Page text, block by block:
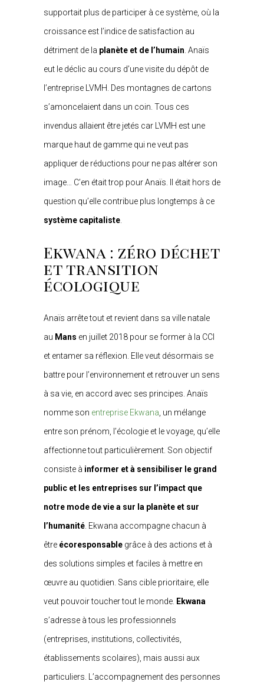
supportait plus de participer à ce système, où la
croissance est l’indice de satisfaction au
détriment de la planète et de l’humain . Anaïs
eut le déclic au cours d’une visite du dépôt de
l’entreprise LVMH. Des montagnes de cartons
s’amoncelaient dans un coin. Tous ces
invendus allaient être jetés car LVMH est une
marque haut de gamme qui ne veut pas
appliquer de réductions pour ne pas altérer son
image… C’en était trop pour Anaïs. Il était hors de
question qu’elle contribue plus longtemps à ce
système capitaliste
Ekwana : zéro déchet
et transition
écologique
Anaïs arrête tout et revient dans sa ville natale
au Mans en juillet 2018 pour se former à la CCI
et entamer sa réflexion. Elle veut désormais se
battre pour l’environnement et retrouver un sens
à sa vie, en accord avec ses principes. Anaïs
nomme son entreprise Ekwana , un mélange
entre son prénom, l’écologie et le voyage, qu’elle
affectionne tout particulièrement. Son objectif
consiste à informer et à sensibiliser le grand
public et les entreprises sur l’impact que
notre mode de vie a sur la planète et sur
l’humanité . Ekwana accompagne chacun à
être écoresponsable grâce à des actions et à
des solutions simples et faciles à mettre en
œuvre au quotidien. Sans cible prioritaire, elle
veut pouvoir toucher tout le monde. Ekwana
s’adresse à tous les professionnels
(entreprises, institutions, collectivités,
établissements scolaires), mais aussi aux
particuliers. L’accompagnement des personnes